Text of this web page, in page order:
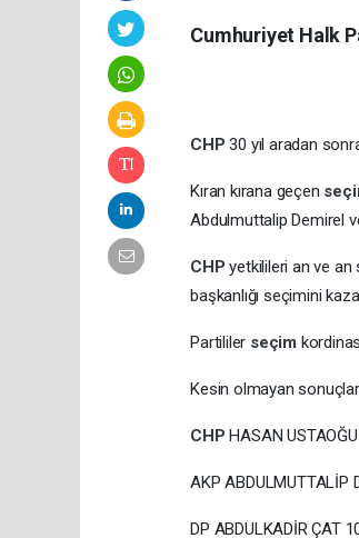
Cumhuriyet Halk
CHP30 yıl aradan
Kıran kırana geçen
Abdulmuttalip Demirel
CHPyetkilileri an ve an
başkanlığı seçimini
Partililer seçim
Kesin olmayan
CHPHASAN
AKP ABDULMUTTALİP
DP ABDULKADİR ÇAT